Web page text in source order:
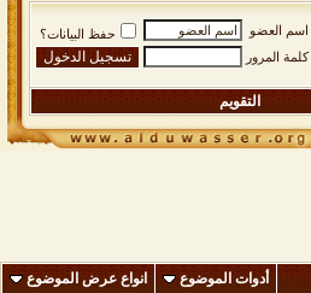
اسم العضو
حفظ البيانات؟
كلمة المرور
التقويم
أدوات الموضوع
انواع عرض الموضوع